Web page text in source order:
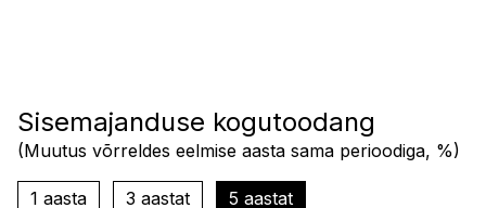
Sisemajanduse kogutoodang
(Muutus võrreldes eelmise aasta sama perioodiga, %)
1 aasta 3 aastat 5 aastat